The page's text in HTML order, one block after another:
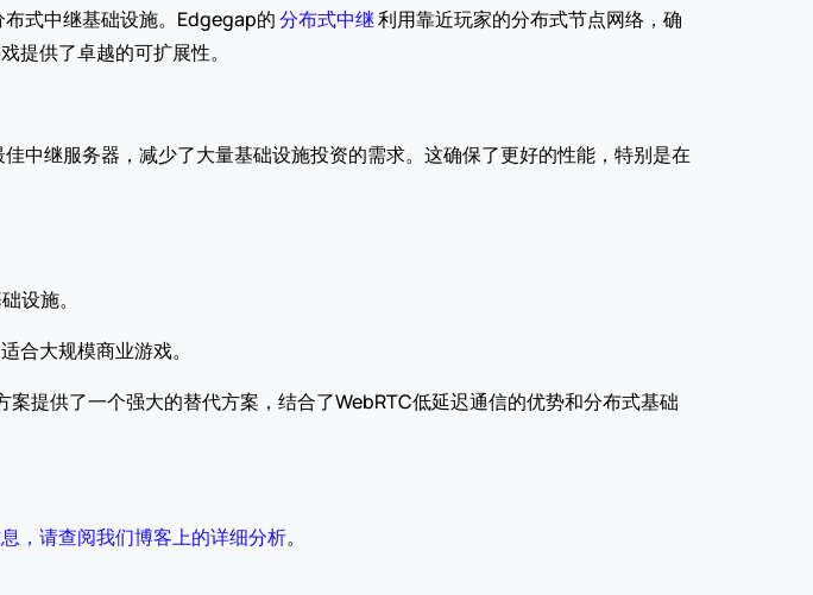
式中继基础设施。Edgegap的 分布式中继 利用靠近玩家的分布式节点网络，确
提供了卓越的可扩展性。
中继服务器，减少了大量基础设施投资的需求。这确保了更好的性能，特别是在
设施。
合大规模商业游戏。
案提供了一个强大的替代方案，结合了WebRTC低延迟通信的优势和分布式基础
，请查阅我们博客上的详细分析。